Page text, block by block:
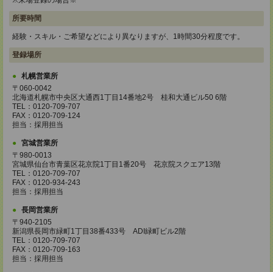
所要時間
経験・スキル・ご希望などにより異なりますが、1時間30分程度です。
登録場所
札幌営業所
〒060-0042
北海道札幌市中央区大通西1丁目14番地2号 桂和大通ビル50 6階
TEL：0120-709-707
FAX：0120-709-124
担当：採用担当
宮城営業所
〒980-0013
宮城県仙台市青葉区花京院1丁目1番20号 花京院スクエア13階
TEL：0120-709-707
FAX：0120-934-243
担当：採用担当
長岡営業所
〒940-2105
新潟県長岡市緑町1丁目38番433号 ADI緑町ビル2階
TEL：0120-709-707
FAX：0120-709-163
担当：採用担当